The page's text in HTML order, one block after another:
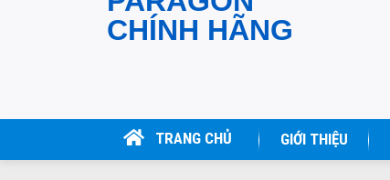
TRANG CHỦ GIỚI THIỆU